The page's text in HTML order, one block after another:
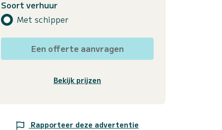
Soort verhuur
Met schipper
Een offerte aanvragen
Bekijk prijzen
Rapporteer deze advertentie